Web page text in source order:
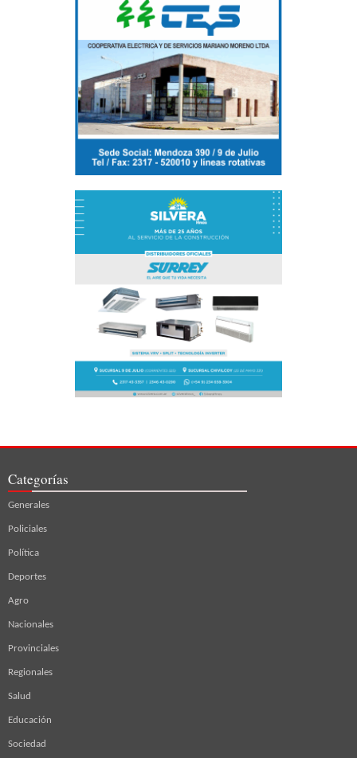
Categorías
Generales
Policiales
Política
Deportes
Agro
Nacionales
Provinciales
Regionales
Salud
Educación
Sociedad